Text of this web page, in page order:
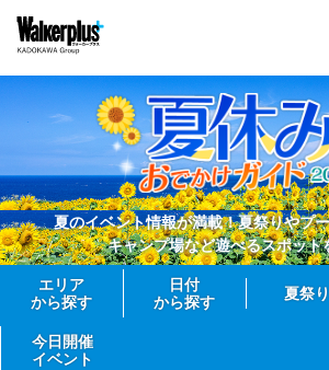
夏のイベント情報が満載！夏祭りやプ
キャンプ場など遊べるスポット
エリア
から探す
日付
から探す
夏祭り
今日開催
イベント